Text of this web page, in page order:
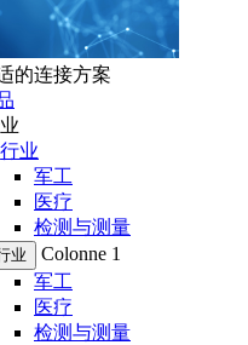
的连接方案
行业
军工
医疗
检测与测量
业
Colonne 1
军工
医疗
检测与测量